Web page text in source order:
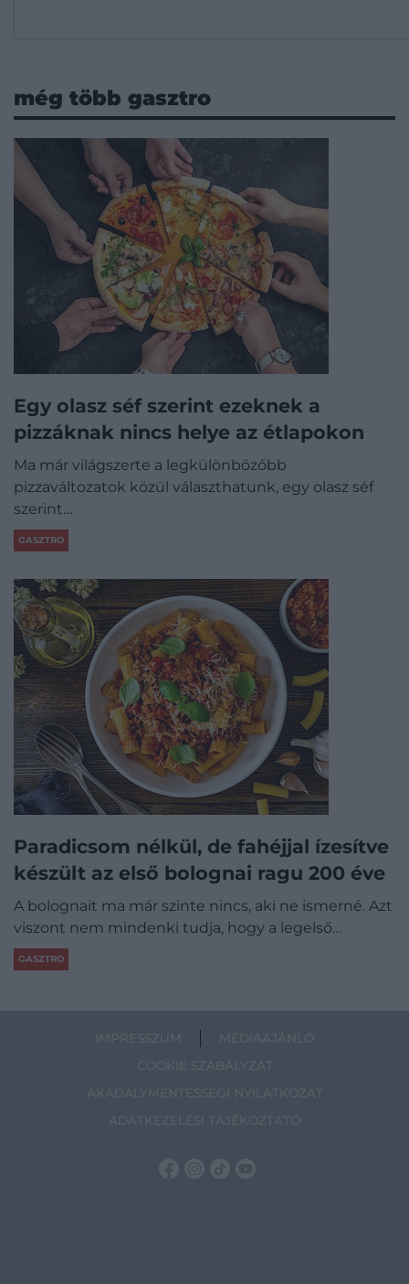
még több gasztro
Egy olasz séf szerint ezeknek a
pizzáknak nincs helye az étlapokon
Ma már világszerte a legkülönbözőbb
pizzaváltozatok közül választhatunk, egy olasz séf
szerint…
GASZTRO
Paradicsom nélkül, de fahéjjal ízesítve
készült az első bolognai ragu 200 éve
A bolognait ma már szinte nincs, aki ne ismerné. Azt
viszont nem mindenki tudja, hogy a legelső…
GASZTRO